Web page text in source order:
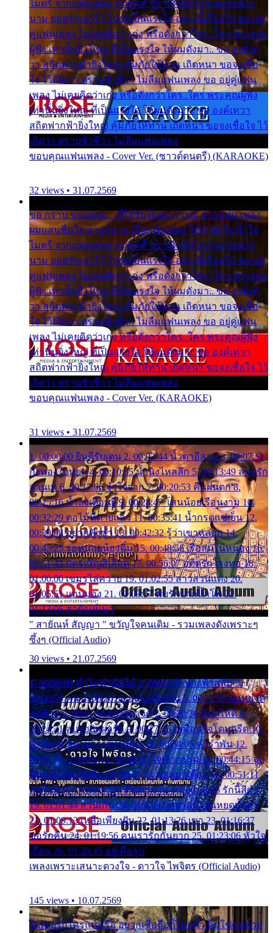
ไมตรี จากแฟนเพลง ทุกทุกที่ ปราณีหลั่งไหล ผมขอฝาก
นาม ยอดรักเอาไว้ โปรดเป็นแรงใจ อย่างนี้เรื่อยไป ขอ อยู่
คู่แฟนเพลง ไม่เคยคิดว่าเก่ง หรือดังกว่าใคร..ใคร พระคุณ
ผู้ฟัง เท่านั้นยิ่งใหญ่ ที่เป็นแรงใจ ให้ผมดังมา.. ขอ องค์เท
วา สถิตฟากฟ้ายิ่งใหญ่ คุ้มภัยให้ท่าน เถิดหนา ขอจงเชื่อ
ใจ ไว้เถิดว่า ตราบชั่วชีวา ไม่ลืมแฟนเพลง ขอ อยู่คู่แฟน
เพลง ไม่เคยคิดว่าเก่ง หรือดังกว่าใคร..ใคร พระคุณผู้ฟัง
เท่านั้นยิ่งใหญ่ ที่เป็นแรงใจ ให้ผมดังมา.. ขอ องค์เทวา
สถิตฟากฟ้ายิ่งใหญ่ คุ้มภัยให้ท่าน เถิดหนา ขอจงเชื่อใจ ไว้
เถิดว่า ตราบชั่วชีวา ไม่ลืมแฟนเพลง
ขอบคุณแฟนเพลง - Cover Ver. (ซาวด์ดนตรี) (KARAOKE)
32 views • 31.07.2569
ขอ กราบ ขอบคุณ.... ที่ได้รับไออุ่น การุณ จากแฟน เพลง
ผมแสนชื่นใจ หายวังเวง เมื่อแฟนเพลง ให้กำลังใจ น้ำใจ
ไมตรี จากแฟนเพลง ทุกทุกที่ ปราณีหลั่งไหล ผมขอฝาก
นาม ยอดรักเอาไว้ โปรดเป็นแรงใจ อย่างนี้เรื่อยไป ขอ อยู่
คู่แฟนเพลง ไม่เคยคิดว่าเก่ง หรือดังกว่าใคร..ใคร พระคุณ
ผู้ฟัง เท่านั้นยิ่งใหญ่ ที่เป็นแรงใจ ให้ผมดังมา.. ขอ องค์เท
วา สถิตฟากฟ้ายิ่งใหญ่ คุ้มภัยให้ท่าน เถิดหนา ขอจงเชื่อ
ใจ ไว้เถิดว่า ตราบชั่วชีวา ไม่ลืมแฟนเพลง ขอ อยู่คู่แฟน
เพลง ไม่เคยคิดว่าเก่ง หรือดังกว่าใคร..ใคร พระคุณผู้ฟัง
เท่านั้นยิ่งใหญ่ ที่เป็นแรงใจ ให้ผมดังมา.. ขอ องค์เทวา
สถิตฟากฟ้ายิ่งใหญ่ คุ้มภัยให้ท่าน เถิดหนา ขอจงเชื่อใจ ไว้
เถิดว่า ตราบชั่วชีวา ไม่ลืมแฟนเพลง
ขอบคุณแฟนเพลง - Cover Ver. (KARAOKE)
31 views • 31.07.2569
1. 00:00:00 ยินดีรับเดน 2. 00:03:44 น้ำตาอีสาน 3. 00:07:51
กิ่งทองใบหยก 4. 00:10:35 น้ำนิ่งไหลลึก 5. 00:13:49 ลานรัก
ลานเท 6. 00:17:06 จำใจจาก 7. 00:20:53 คืนฝนตก 8.
00:25:16 น้ำลงเดือนยี่ 9. 00:28:47 โสนน้อยเรือนงาม 10.
00:32:29 ตอไม้ที่ตายแล้ว 11. 00:35:41 น้ำกรดแช่เย็น 12.
00:39:08 อยากฟังซ้ำ 13. 00:42:32 รู้ว่าเขาหลอก 14.
00:45:25 รอหน่อยน้องติ๋ม 15. 00:48:56 เรือล่มในหนอง 16.
00:51:43 บัตรเชิญสีเลือด 17. 00:56:07 อดีตรักโรงทอ 18.
01:00:00 เขมรไล่ควาย 19. 01:02:55 สาวสวนแตง 20.
01:05:51 แอบมอง 21. 01:09:27 พบรักปากน้ำโพ 22.
01:13:06 สายัณห์เมา
" สายัณห์ สัญญา " ขวัญใจคนเดิม - รวมเพลงดังเพราะๆ
ซึ้งๆ (Official Audio)
30 views • 21.07.2569
1. 00:00:00 ทำไมทำฉันได้ 2. 00:03:20 นางฟ้าสลัม 3.
00:06:50 คน 4. 00:10:36 บุญเหลือเกิน 5. 00:13:58 ฝนหยาด
สุดท้าย 6. 00:17:30 ยาใจยาจก 7. 00:20:30 คิดดูให้ดี 8.
00:24:21 ลบรอยแผลรัก 9. 00:27:35 เหมือนใจโดนกรีด 10.
00:30:54 ขบวนการเปาเปียว 11. 00:34:05 คำรำพัน 12.
00:37:20 ปาหนัน 13. 00:40:37 ใจเจ้ากรรม 14. 00:44:15 จูบ
ฉันแล้วจงตายเสีย 15. 00:47:24 ขอสูมาเต๊อะ 16. 00:51:11
คนใจมาร 17. 00:54:50 คืนทรมาน 18. 00:58:25 รักนี้สีดำ
19. 01:01:44 ส่วนเกิน 20. 01:05:42 หยาดน้ำฝนหยดน้ำตา
21. 01:09:13 เหลือเพียงฝัน 22. 01:13:26 เขา 23. 01:16:37
ขอรักคืน 24. 01:19:56 คนเรารักกันยาก 25. 01:23:06 หัวใจ
เถื่อน 26. 01:26:45 อยู่เพื่อลูก
เพลงเพราะเสนาะดวงใจ - ดาวใจ ไพจิตร (Official Audio)
145 views • 10.07.2569
ไม่เคยรักใครแน่หรือ อยากเชื่อถือก็ไม่กล้า ติ๋มใช่คนสวย